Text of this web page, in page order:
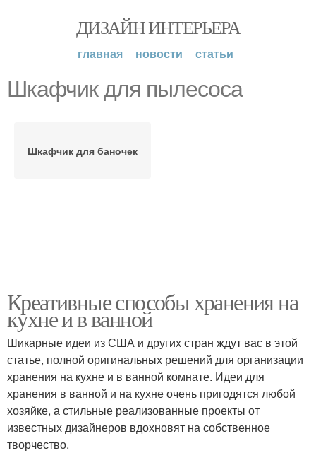
ДИЗАЙН ИНТЕРЬЕРА
главная новости статьи
Шкафчик для пылесоса
Шкафчик для баночек
Креативные способы хранения на
кухне и в ванной
Шикарные идеи из США и других стран ждут вас в этой
статье, полной оригинальных решений для организации
хранения на кухне и в ванной комнате. Идеи для
хранения в ванной и на кухне очень пригодятся любой
хозяйке, а стильные реализованные проекты от
известных дизайнеров вдохновят на собственное
творчество.